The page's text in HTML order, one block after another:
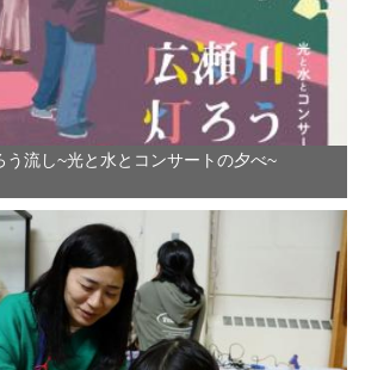
流し~光と水とコンサートの夕べ~